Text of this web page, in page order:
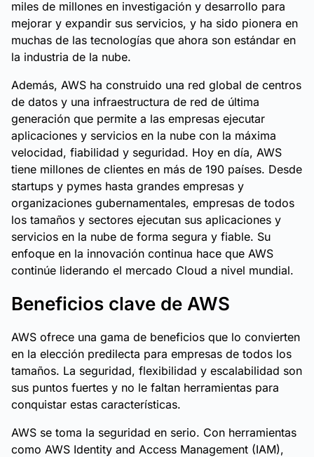
miles de millones en investigación y desarrollo para
mejorar y expandir sus servicios, y ha sido pionera en
muchas de las tecnologías que ahora son estándar en
la industria de la nube.
Además, AWS ha construido una red global de centros
de datos y una infraestructura de red de última
generación que permite a las empresas ejecutar
aplicaciones y servicios en la nube con la máxima
velocidad, fiabilidad y seguridad. Hoy en día, AWS
tiene millones de clientes en más de 190 países. Desde
startups y pymes hasta grandes empresas y
organizaciones gubernamentales, empresas de todos
los tamaños y sectores ejecutan sus aplicaciones y
servicios en la nube de forma segura y fiable. Su
enfoque en la innovación continua hace que AWS
continúe liderando el mercado Cloud a nivel mundial.
Beneficios clave de AWS
AWS ofrece una gama de beneficios que lo convierten
en la elección predilecta para empresas de todos los
tamaños. La seguridad, flexibilidad y escalabilidad son
sus puntos fuertes y no le faltan herramientas para
conquistar estas características.
AWS se toma la seguridad en serio. Con herramientas
como AWS Identity and Access Management (IAM),